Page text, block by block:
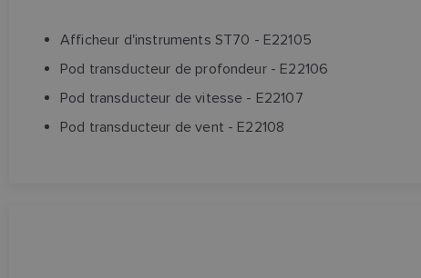
Afficheur d'instruments ST70 - E22105
Pod transducteur de profondeur - E22106
Pod transducteur de vitesse - E22107
Pod transducteur de vent - E22108